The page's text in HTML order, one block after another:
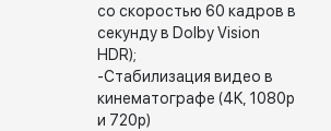
со скоростью 60 кадров в
секунду в Dolby Vision
HDR);
-Стабилизация видео в
кинематографе (4K, 1080p
и 720p)